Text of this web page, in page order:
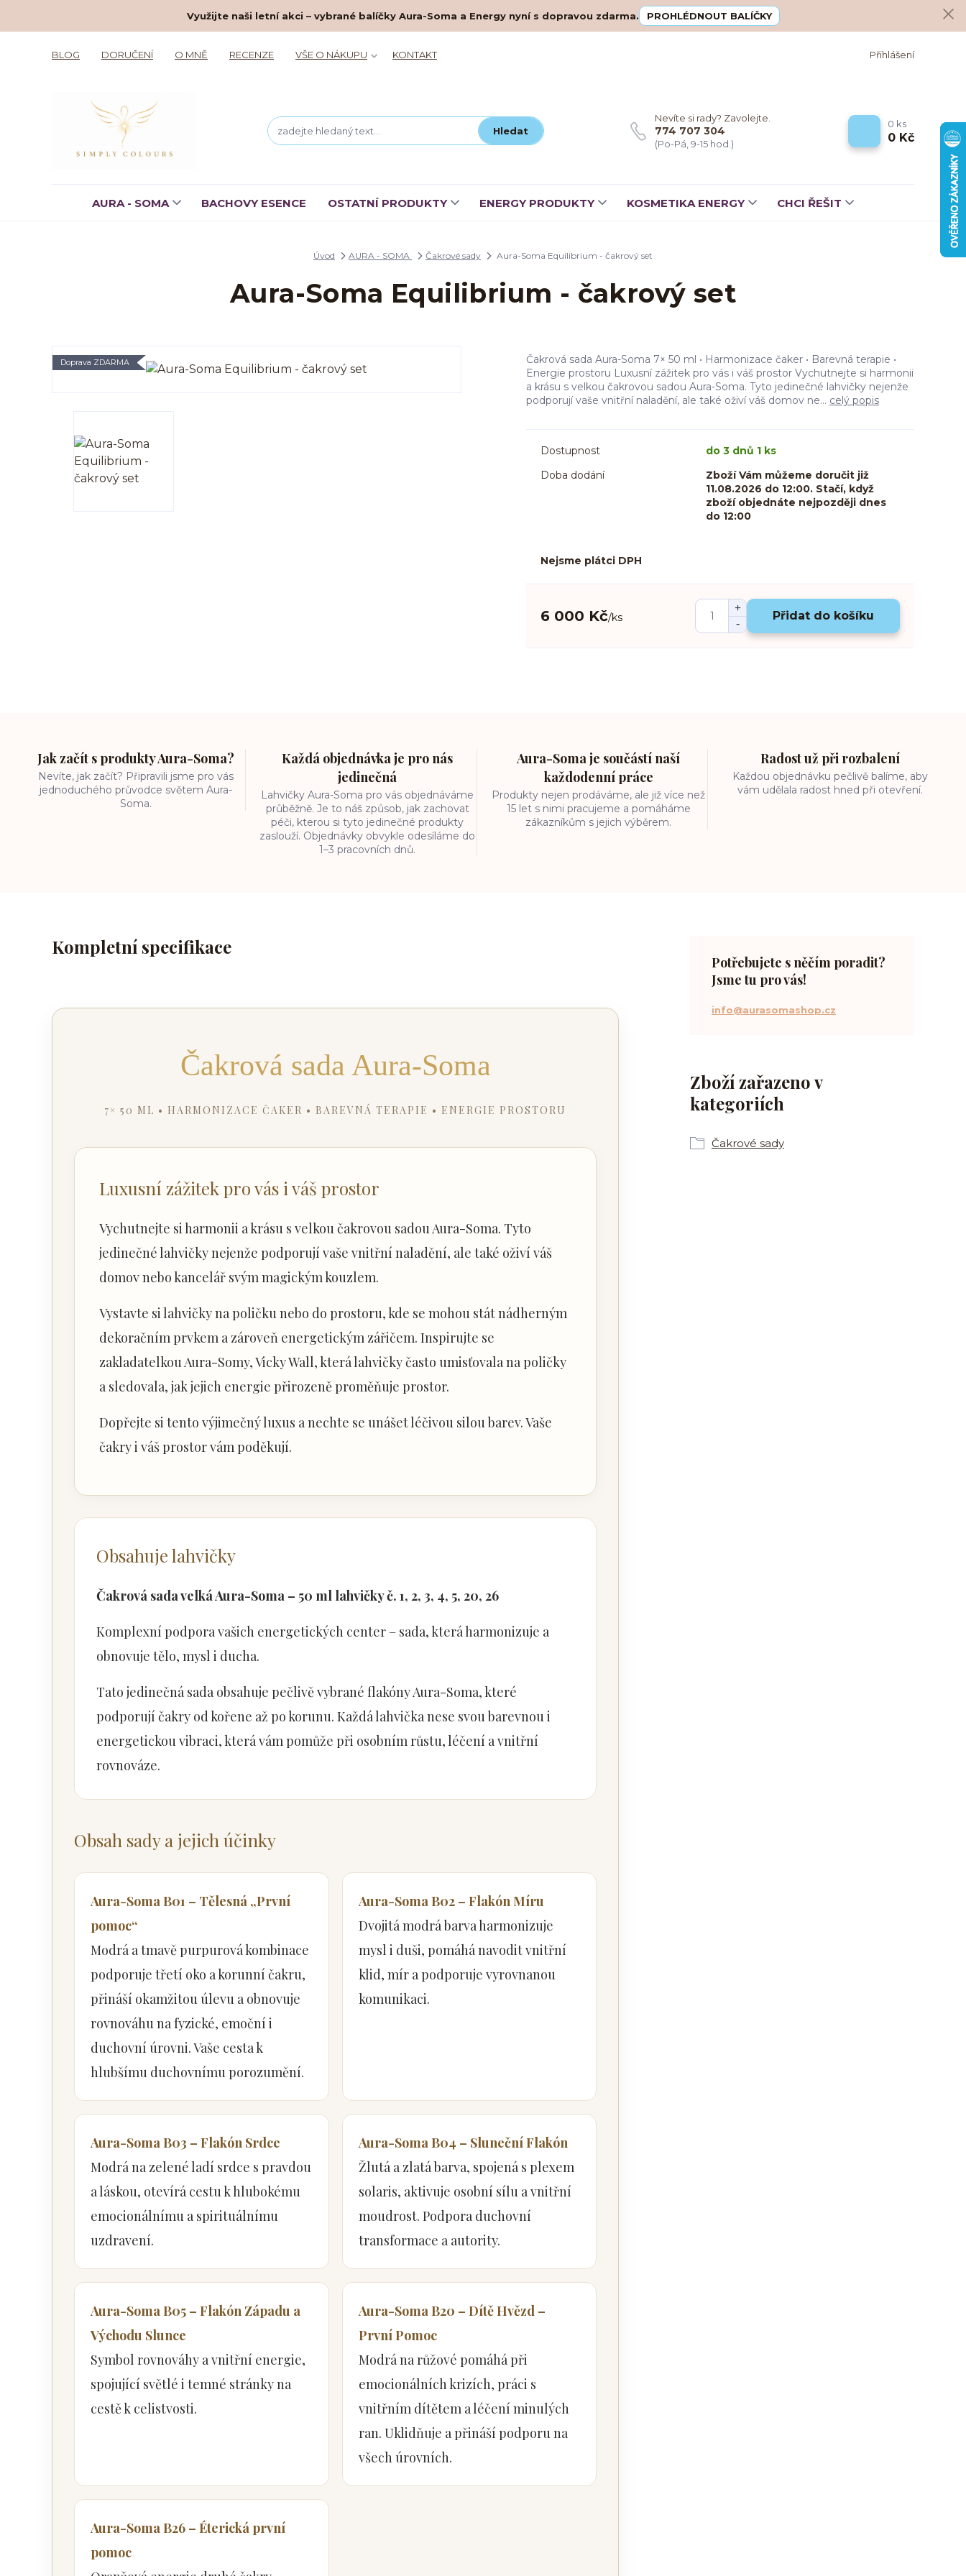
Využijte naši letní akci – vybrané balíčky Aura-Soma a Energy nyní s dopravou zdarma. PROHLÉDNOUT BALÍČKY
BLOG DORUČENÍ O MNĚ RECENZE VŠE O NÁKUPU KONTAKT Přihlášení
Hledat
Nevíte si rady? Zavolejte.
774 707 304
(Po-Pá, 9-15 hod.)
0 ks
0 Kč
AURA - SOMA BACHOVY ESENCE OSTATNÍ PRODUKTY ENERGY PRODUKTY KOSMETIKA ENERGY CHCI ŘEŠIT
Úvod AURA - SOMA Čakrové sady Aura-Soma Equilibrium - čakrový set
Aura-Soma Equilibrium - čakrový set
Doprava ZDARMA
Čakrová sada Aura-Soma 7× 50 ml • Harmonizace čaker • Barevná terapie •
Energie prostoru Luxusní zážitek pro vás i váš prostor Vychutnejte si harmonii
a krásu s velkou čakrovou sadou Aura-Soma. Tyto jedinečné lahvičky nejenže
podporují vaše vnitřní naladění, ale také oživí váš domov ne... celý popis
Dostupnost
do 3 dnů 1 ks
Doba dodání
Zboží Vám můžeme doručit již
11.08.2026 do 12:00. Stačí, když
zboží objednáte nejpozději dnes
do 12:00
Nejsme plátci DPH
6 000 Kč/ks Přidat do košíku
Jak začít s produkty Aura-Soma?
Nevíte, jak začít? Připravili jsme pro vás
jednoduchého průvodce světem Aura-
Soma.
Každá objednávka je pro nás
jedinečná
Lahvičky Aura-Soma pro vás objednáváme
průběžně. Je to náš způsob, jak zachovat
péči, kterou si tyto jedinečné produkty
zaslouží. Objednávky obvykle odesíláme do
1–3 pracovních dnů.
Aura-Soma je součástí naší
každodenní práce
Produkty nejen prodáváme, ale již více než
15 let s nimi pracujeme a pomáháme
zákazníkům s jejich výběrem.
Radost už při rozbalení
Každou objednávku pečlivě balíme, aby
vám udělala radost hned při otevření.
Kompletní specifikace
Čakrová sada Aura-Soma
7× 50 ML • HARMONIZACE ČAKER • BAREVNÁ TERAPIE • ENERGIE PROSTORU
Luxusní zážitek pro vás i váš prostor
Vychutnejte si harmonii a krásu s velkou čakrovou sadou Aura-Soma. Tyto
jedinečné lahvičky nejenže podporují vaše vnitřní naladění, ale také oživí váš
domov nebo kancelář svým magickým kouzlem.
Vystavte si lahvičky na poličku nebo do prostoru, kde se mohou stát nádherným
dekoračním prvkem a zároveň energetickým zářičem. Inspirujte se
zakladatelkou Aura-Somy, Vicky Wall, která lahvičky často umisťovala na poličky
a sledovala, jak jejich energie přirozeně proměňuje prostor.
Dopřejte si tento výjimečný luxus a nechte se unášet léčivou silou barev. Vaše
čakry i váš prostor vám poděkují.
Obsahuje lahvičky
Čakrová sada velká Aura-Soma – 50 ml lahvičky č. 1, 2, 3, 4, 5, 20, 26
Komplexní podpora vašich energetických center – sada, která harmonizuje a
obnovuje tělo, mysl i ducha.
Tato jedinečná sada obsahuje pečlivě vybrané flakóny Aura-Soma, které
podporují čakry od kořene až po korunu. Každá lahvička nese svou barevnou i
energetickou vibraci, která vám pomůže při osobním růstu, léčení a vnitřní
rovnováze.
Obsah sady a jejich účinky
Aura-Soma B01 – Tělesná „První
pomoc“
Modrá a tmavě purpurová kombinace
podporuje třetí oko a korunní čakru,
přináší okamžitou úlevu a obnovuje
rovnováhu na fyzické, emoční i
duchovní úrovni. Vaše cesta k
hlubšímu duchovnímu porozumění.
Aura-Soma B02 – Flakón Míru
Dvojitá modrá barva harmonizuje
mysl i duši, pomáhá navodit vnitřní
klid, mír a podporuje vyrovnanou
komunikaci.
Aura-Soma B03 – Flakón Srdce
Modrá na zelené ladí srdce s pravdou
a láskou, otevírá cestu k hlubokému
emocionálnímu a spirituálnímu
uzdravení.
Aura-Soma B04 – Sluneční Flakón
Žlutá a zlatá barva, spojená s plexem
solaris, aktivuje osobní sílu a vnitřní
moudrost. Podpora duchovní
transformace a autority.
Aura-Soma B05 – Flakón Západu a
Východu Slunce
Symbol rovnováhy a vnitřní energie,
spojující světlé i temné stránky na
cestě k celistvosti.
Aura-Soma B20 – Dítě Hvězd –
První Pomoc
Modrá na růžové pomáhá při
emocionálních krizích, práci s
vnitřním dítětem a léčení minulých
ran. Uklidňuje a přináší podporu na
všech úrovních.
Aura-Soma B26 – Éterická první
pomoc
Zboží zařazeno v
kategoriích
Čakrové sady
Potřebujete s něčím poradit?
Jsme tu pro vás!
info@aurasomashop.cz